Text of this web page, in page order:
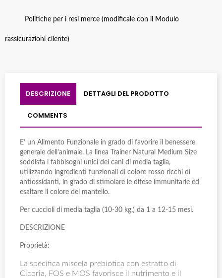
Politiche per i resi merce (modificale con il Modulo
rassicurazioni cliente)
DESCRIZIONE DETTAGLI DEL PRODOTTO
COMMENTS
E’ un Alimento Funzionale in grado di favorire il benessere
generale dell'animale. La linea Trainer Natural Medium Size
soddisfa i fabbisogni unici dei cani di media taglia,
utilizzando ingredienti funzionali di colore rosso ricchi di
antiossidanti, in grado di stimolare le difese immunitarie ed
esaltare il colore del mantello.
Per cuccioli di media taglia (10-30 kg.) da 1 a 12-15 mesi.
DESCRIZIONE
Proprietà:
La specifica miscela prebiotica con estratto di
Cicoria, FOS e MOS favorisce il nutrimento e il